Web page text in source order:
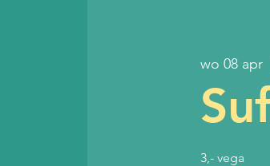
wo 08 apr
3,- vega